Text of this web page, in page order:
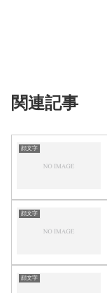
関連記事
顔文字
顔文字
顔文字